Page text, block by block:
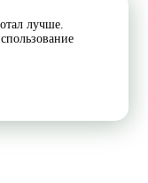
лучше.